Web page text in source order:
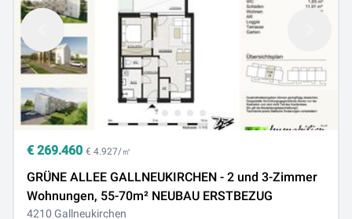
€ 269.460 € 4.927/㎡
GRÜNE ALLEE GALLNEUKIRCHEN - 2 und 3-Zimmer
Wohnungen, 55-70m² NEUBAU ERSTBEZUG
4210 Gallneukirchen